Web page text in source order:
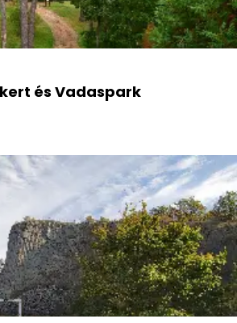
és Vadaspark